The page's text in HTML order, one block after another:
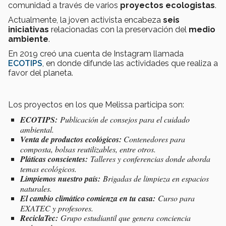
comunidad a través de varios proyectos ecologistas.
Actualmente, la joven activista encabeza seis
iniciativas relacionadas con la preservación del medio
ambiente.
En 2019 creó una cuenta de Instagram llamada
ECOTIPS , en donde difunde las actividades que realiza a
favor del planeta.
Los proyectos en los que Melissa participa son:
ECOTIPS: Publicación de consejos para el cuidado
ambiental.
Venta de productos ecológicos: Contenedores para
composta, bolsas reutilizables, entre otros.
Pláticas conscientes: Talleres y conferencias donde aborda
temas ecológicos.
Limpiemos nuestro país: Brigadas de limpieza en espacios
naturales.
El cambio climático comienza en tu casa: Curso para
EXATEC y profesores.
ReciclaTec: Grupo estudiantil que genera conciencia